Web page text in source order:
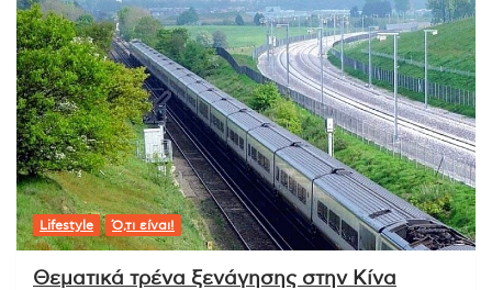
Lifestyle Ό,τι είναι!
Θεματικά τρένα ξενάγησης στην Κίνα